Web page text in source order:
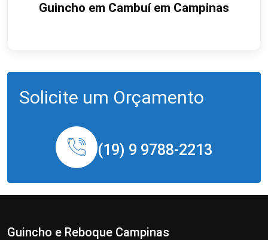
Guincho em Cambuí em Campinas
Solicite um Orçamento
(19) 9 9788-2213
Guincho e Reboque Campinas